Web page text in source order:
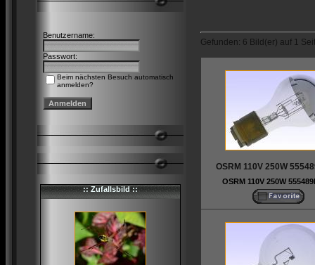
Benutzername:
Passwort:
Beim nächsten Besuch automatisch
anmelden?
:: Zufallsbild ::
Gefunden: 6 Bild(er) auf 1
OSRM 110V 250W
OSRM 110V 250W